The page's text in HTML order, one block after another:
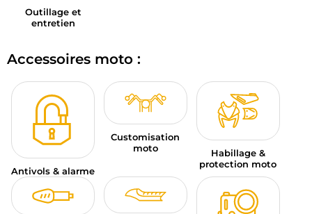
Outillage et
entretien
Accessoires moto :
Antivols & alarme
Customisation
moto
Habillage &
protection moto